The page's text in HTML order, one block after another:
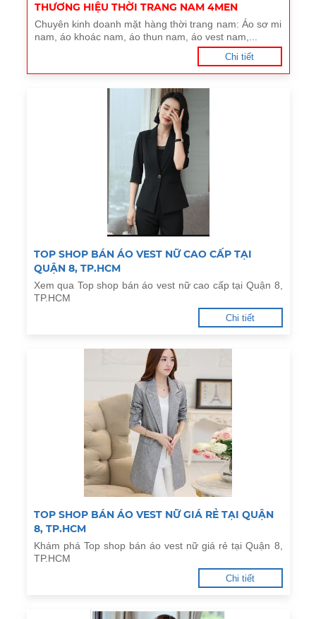
THƯƠNG HIỆU THỜI TRANG NAM 4MEN
Chuyên kinh doanh mặt hàng thời trang nam: Áo sơ mi
nam, áo khoác nam, áo thun nam, áo vest nam,...
Chi tiết
TOP SHOP BÁN ÁO VEST NỮ CAO CẤP TẠI
QUẬN 8, TP.HCM
Xem qua Top shop bán áo vest nữ cao cấp tại Quận 8,
TP.HCM
Chi tiết
TOP SHOP BÁN ÁO VEST NỮ GIÁ RẺ TẠI QUẬN
8, TP.HCM
Khám phá Top shop bán áo vest nữ giá rẻ tại Quận 8,
TP.HCM
Chi tiết